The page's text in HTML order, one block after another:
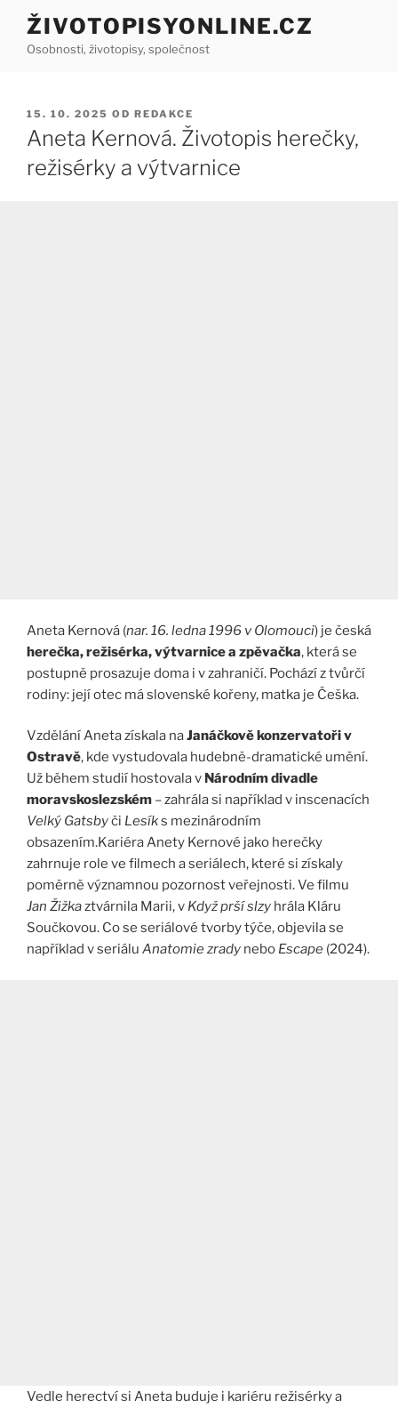
Přejít
obsahu
ŽIVOTOPISYONLINE.CZ
Osobnosti, životopisy, společnost
PUBLIKOVÁNO
15. 10. 2025 OD REDAKCE
Aneta Kernová. Životopis herečky,
režisérky a výtvarnice
Aneta Kernová (nar. 16. ledna 1996 v Olomouci) je česká
herečka, režisérka, výtvarnice a zpěvačka, která se
postupně prosazuje doma i v zahraničí. Pochází z tvůrčí
rodiny: její otec má slovenské kořeny, matka je Češka.
Vzdělání Aneta získala naJanáčkově konzervatoři v
Ostravě, kde vystudovala hudebně-dramatické umění.
Už během studií hostovala v Národním divadle
moravskoslezském – zahrála si například v inscenacích
Velký Gatsbyči Lesíks mezinárodním
obsazením.Kariéra Anety Kernové jako herečky
zahrnuje role ve filmech a seriálech, které si získaly
poměrně významnou pozornost veřejnosti. Ve filmu
Jan Žižkaztvárnila Marii, v Když prší slzy hrála Kláru
Součkovou. Co se seriálové tvorby týče, objevila se
například v seriálu Anatomie zrady nebo Escape (2024).
Vedle herectví si Aneta buduje i kariéru režisérky a